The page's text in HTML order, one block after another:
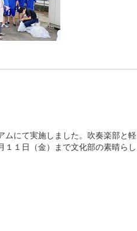
にて実施しました。吹奏楽部と軽
１日（金）まで文化部の素晴らし